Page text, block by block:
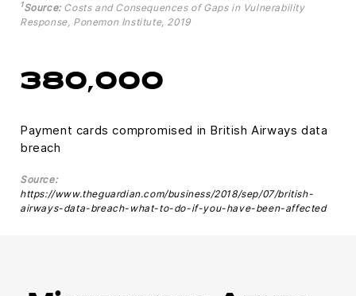
1Source:Costs and Consequences of Gaps in Vulnerability
Response, Ponemon Institute, 2019
380,000
Payment cards compromised in British Airways data
breach
Source:
https://www.theguardian.com/business/2018/sep/07/british-
airways-data-breach-what-to-do-if-you-have-been-affected